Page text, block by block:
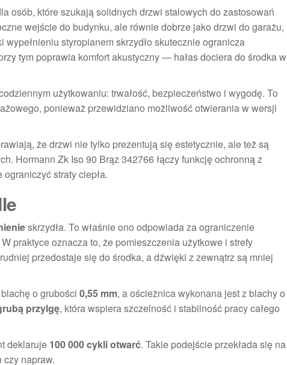
osób, które szukają solidnych drzwi stalowych do zastosowań
wejście do budynku, ale równie dobrze jako drzwi do garażu,
styropianem skrzydło skutecznie ogranicza
tym poprawia komfort akustyczny — hałas dociera do środka w
użytkowaniu: trwałość, bezpieczeństwo i wygodę. To
ponieważ przewidziano możliwość otwierania w wersji
że drzwi nie tylko prezentują się estetycznie, ale też są
Hormann Zk Iso 90 Brąz 342766 łączy funkcję ochronną z
straty ciepła.
skrzydła. To właśnie ono odpowiada za ograniczenie
praktyce oznacza to, że pomieszczenia użytkowe i strefy
przedostaje się do środka, a dźwięki z zewnątrz są mniej
o grubości 0,55 mm, a ościeżnica wykonana jest z blachy o
przylgę, która wspiera szczelność i stabilność pracy całego
deklaruje 100 000 cykli otwarć. Takie podejście przekłada się na
napraw.